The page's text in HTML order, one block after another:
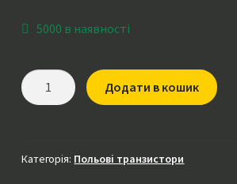
5000 в наявності
Транзистор
2SK1460
Додати в кошик
Категорія: Польові транзистори